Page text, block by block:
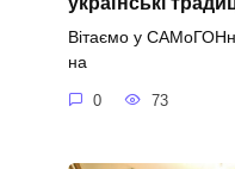
Вітаємо у
на
0 73